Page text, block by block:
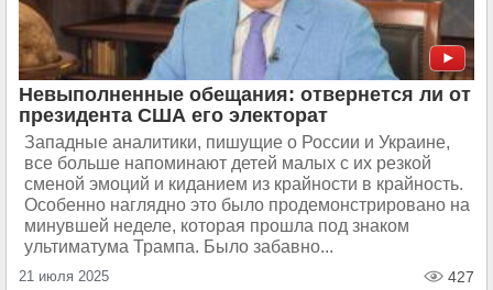
Невыполненные обещания: отвернется ли от
президента США его электорат
Западные аналитики, пишущие о России и Украине,
все больше напоминают детей малых с их резкой
сменой эмоций и киданием из крайности в крайность.
Особенно наглядно это было продемонстрировано на
минувшей неделе, которая прошла под знаком
ультиматума Трампа. Было забавно...
21 июля 2025 427